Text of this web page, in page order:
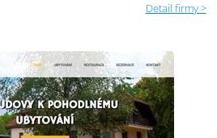
Detail firmy >